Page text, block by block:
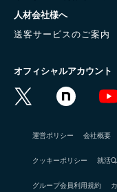
人材会社様へ
送客サービスのご案内
オフィシャルアカウント
運営ポリシー 会社概要
クッキーポリシー 就活
グループ会員利用規約